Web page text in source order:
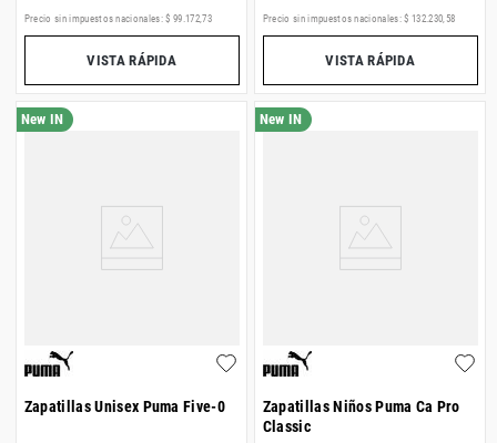
Precio sin impuestos nacionales: $ 99 172,73
VISTA RÁPIDA
Precio sin impuestos nacionales: $ 132.230 58
VISTA RÁPIDA
Zapatillas Unisex Puma Five-0
Zapatillas Niños Puma Ca Pro
Classic